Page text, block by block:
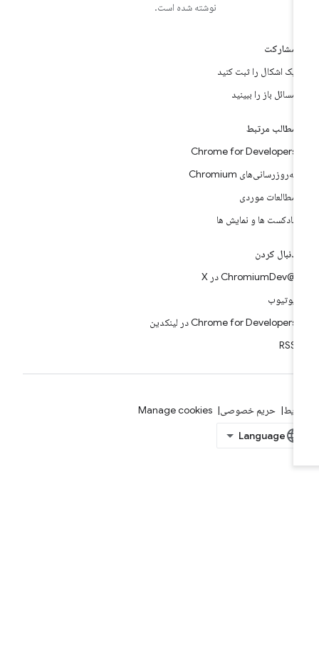
نوشته شده است.
مشارکت
یک اشکال را ثبت کنید
مسائل باز را ببینید
مطالب مرتبط
Chrome for Developers
به‌روزرسانی‌های Chromium
مطالعات موردی
پادکست ها و نمایش ها
دنبال کردن
یوتیوب
Chrome for Developers در لینکدین
حریم خصوصی Manage cookies